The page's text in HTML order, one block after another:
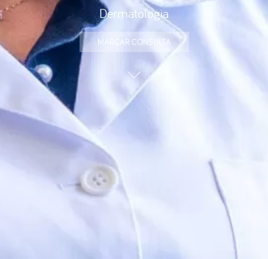
Dermatologia
MARCAR CONSULTA